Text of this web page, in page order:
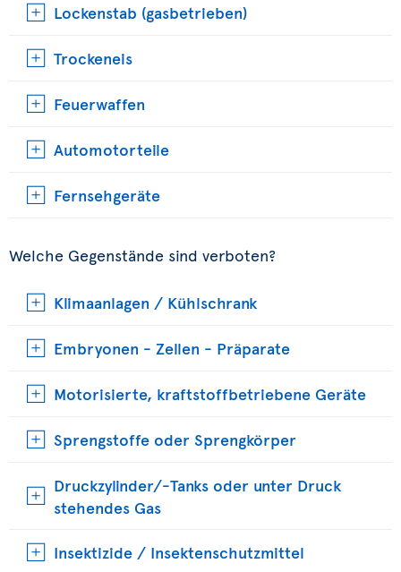
Lockenstab (gasbetrieben)
Trockeneis
Feuerwaffen
Automotorteile
Fernsehgeräte
Welche Gegenstände sind verboten?
Klimaanlagen / Kühlschrank
Embryonen - Zellen - Präparate
Motorisierte, kraftstoffbetriebene Geräte
Sprengstoffe oder Sprengkörper
Druckzylinder/-Tanks oder unter Druck
stehendes Gas
Insektizide / Insektenschutzmittel